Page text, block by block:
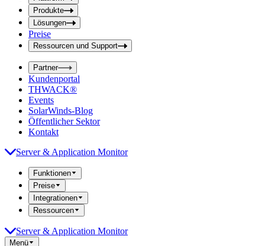
f
e
l
d
e
i
n
g
a
b
e
Produkte
Lösungen
Preise
Ressourcen und Support
Partner
Kundenportal
THWACK®
Events
SolarWinds-Blog
Öffentlicher Sektor
Kontakt
Server & Application Monitor
Funktionen
Preise
Integrationen
Ressourcen
Server & Application Monitor
Menü